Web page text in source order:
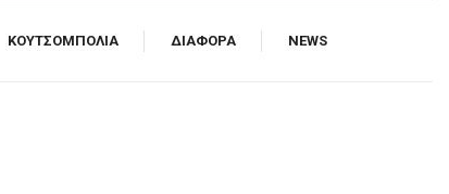
ΚΟΥΤΣΟΜΠΟΛΙΆ ΔΙΆΦΟΡΑ NEWS